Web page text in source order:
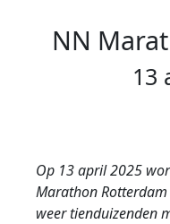
NN
13
Op 13 april 2025
Marathon
weer tienduizenden